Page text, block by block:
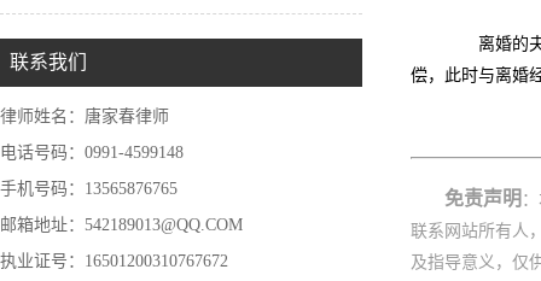
联系我们
律师姓名：唐家春律师
电话号码：0991-4599148
手机号码：13565876765
邮箱地址：542189013@QQ.COM
执业证号：16501200310767672
离婚的夫
偿，此时与离婚
免责声明
联系网站所有人
及指导意义，仅